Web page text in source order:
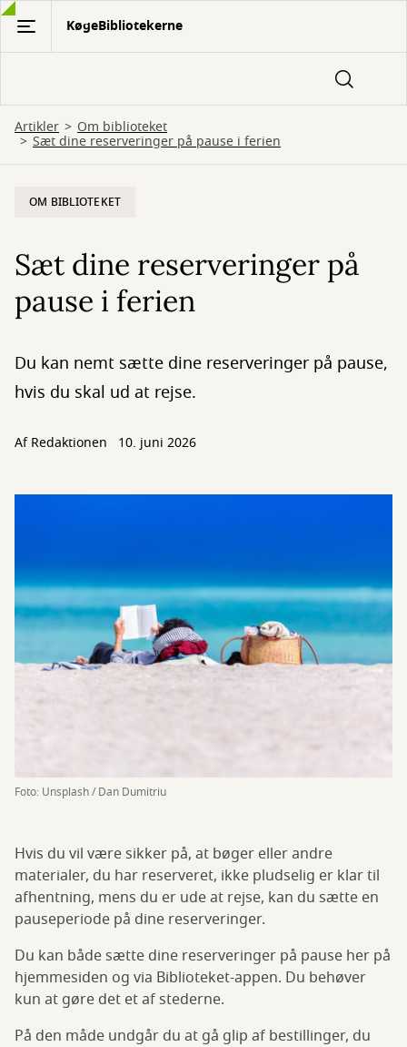
Gå
hovedindhold
KøgeBibliotekerne
Artikler Om biblioteket
Sæt dine reserveringer på pause i ferien
OM BIBLIOTEKET
Sæt dine reserveringer på
pause i ferien
Du kan nemt sætte dine reserveringer på pause,
hvis du skal ud at rejse.
Af Redaktionen 10. juni 2026
Foto: Unsplash / Dan Dumitriu
Hvis du vil være sikker på, at bøger eller andre
materialer, du har reserveret, ikke pludselig er klar til
afhentning, mens du er ude at rejse, kan du sætte en
pauseperiode på dine reserveringer.
Du kan både sætte dine reserveringer på pause her på
hjemmesiden og via Biblioteket-appen. Du behøver
kun at gøre det et af stederne.
På den måde undgår du at gå glip af bestillinger, du